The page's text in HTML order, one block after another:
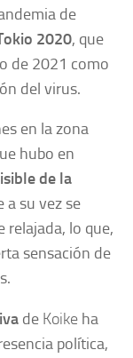
de
2020, que
de 2021 como
del virus.
en la zona
hubo en
de la
a su vez se
relajada, lo que,
sensación de
de Koike ha
política,